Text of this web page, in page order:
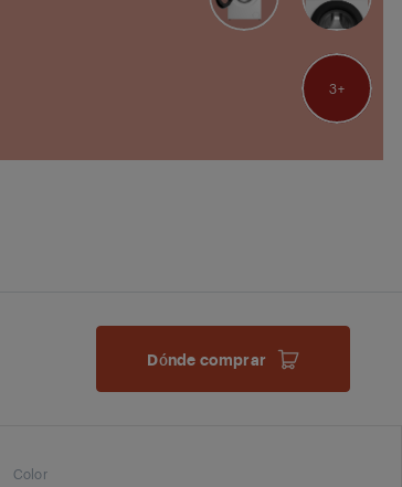
3
Dónde comprar
Color